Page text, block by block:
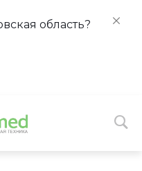
область?